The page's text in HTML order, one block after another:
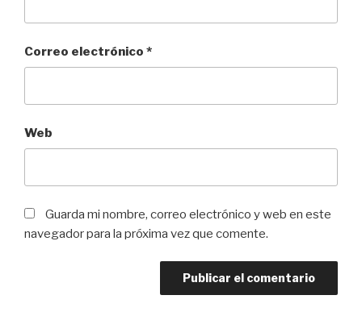
Correo electrónico *
Web
Guarda mi nombre, correo electrónico y web en este
navegador para la próxima vez que comente.